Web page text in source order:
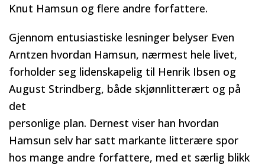
Knut Hamsun og flere andre forfattere.
Gjennom entusiastiske lesninger belyser Even
Arntzen hvordan Hamsun, nærmest hele livet,
forholder seg lidenskapelig til Henrik Ibsen og
August Strindberg, både skjønnlitterært og på
det
personlige plan. Dernest viser han hvordan
Hamsun selv har satt markante litterære spor
hos mange andre forfattere, med et særlig blikk